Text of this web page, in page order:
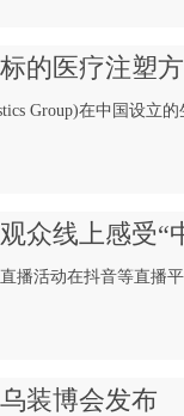
的医疗注塑
Group)在中国设立
众线上感受“
播活动在抖音等直播
装博会发布